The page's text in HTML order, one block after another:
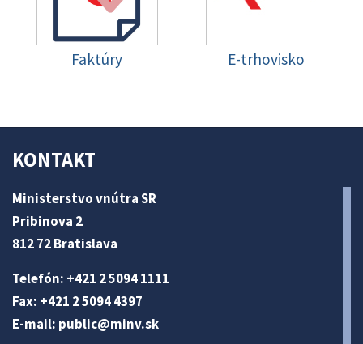
Faktúry E-trhovisko
KONTAKT
Ministerstvo vnútra SR
Pribinova 2
812 72 Bratislava
Telefón: +421 2 5094 1111
Fax: +421 2 5094 4397
E-mail: public@minv.sk